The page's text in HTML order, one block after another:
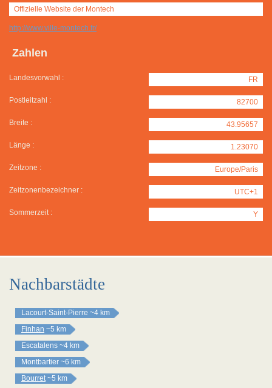
Offizielle Website der Montech
http://www.ville-montech.fr/
Zahlen
Landesvorwahl : FR
Postleitzahl : 82700
Breite : 43.95657
Länge : 1.23070
Zeitzone : Europe/Paris
Zeitzonenbezeichner : UTC+1
Sommerzeit : Y
Nachbarstädte
Lacourt-Saint-Pierre ~4 km
Finhan ~5 km
Escatalens ~4 km
Montbartier ~6 km
Bourret ~5 km